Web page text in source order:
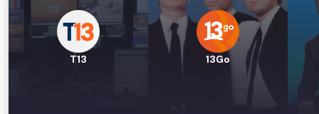
T13 13Go